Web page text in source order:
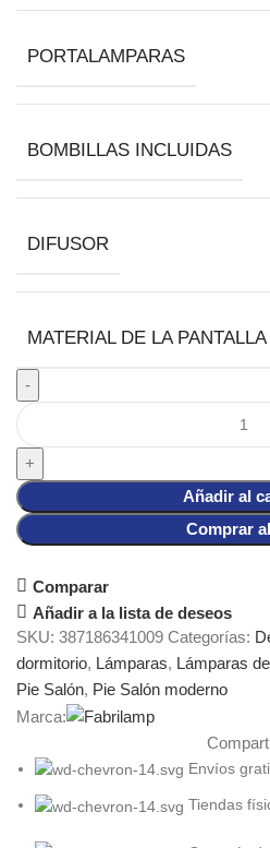
PORTALAMPARAS
BOMBILLAS INCLUIDAS
DIFUSOR
MATERIAL DE LA PANTALLA
Añadir al
Comprar
Comparar
Añadir a la lista de deseos
SKU: 387186341009 Categorías:
dormitorio, Lámparas, Lámparas
Pie Salón, Pie Salón moderno
Marca:
Envíos
Tiendas